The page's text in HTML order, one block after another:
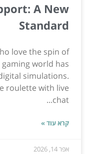
A New
Standard
love the spin of
world has
simulations.
roulette with live
chat...
קרא עוד »
אפר 14, 2026